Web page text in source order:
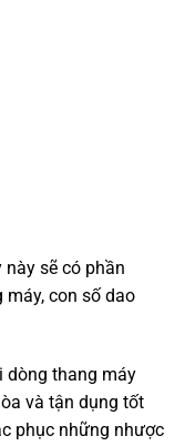
sẽ có phần
con số dao
dòng thang máy
và tận dụng tốt
phục những nhược